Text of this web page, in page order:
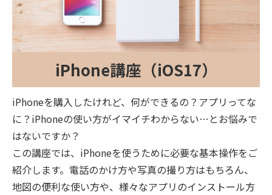
iPhone講座（iOS17）
iPhoneを購入したけれど、何ができるの？アプリってな
に？iPhoneの使い方がイマイチわからない…とお悩みで
はないですか？
この講座では、iPhoneを使うために必要な基本操作をご
紹介します。電話のかけ方や写真の撮り方はもちろん、
地図の便利な使い方や、様々なアプリのインストール方